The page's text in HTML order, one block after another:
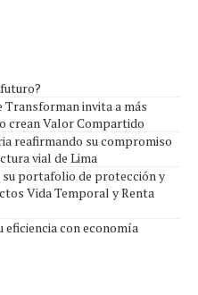
Transforman invita a más
crean Valor Compartido
reafirmando su compromiso
vial de Lima
portafolio de protección y
Vida Temporal y Renta
eficiencia con economía